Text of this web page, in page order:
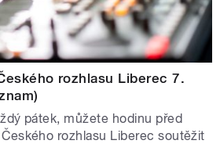
rozhlasu Liberec 7.
pátek, můžete hodinu před
rozhlasu Liberec soutěžit